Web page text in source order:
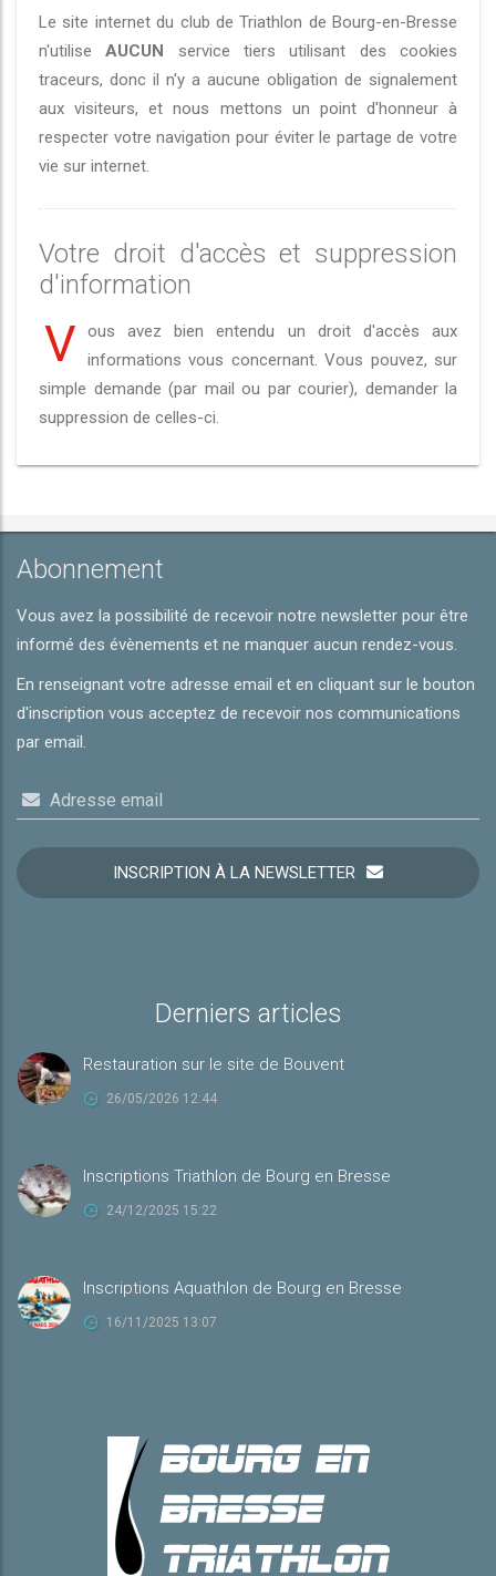
Le site internet du club de Triathlon de Bourg-en-Bresse
n'utiliseAUCUN service tiers utilisant des cookies
traceurs, donc il n'y a aucune obligation de signalement
aux visiteurs, et nous mettons un point d'honneur à
respecter votre navigation pour éviter le partage de votre
vie sur internet.
Votre droit d'accès et suppression
d'information
V
ous avez bien entendu un droit d'accès aux
informations vous concernant. Vous pouvez, sur
simple demande (par mail ou par courier), demander la
suppression de celles-ci.
Abonnement
Vous avez la possibilité de recevoir notre newsletter pour être
informé des évènements et ne manquer aucun rendez-vous.
En renseignant votre adresse email et en cliquant sur le bouton
d'inscription vous acceptez de recevoir nos communications
par email.
Adresse email
INSCRIPTION À LA NEWSLETTER
Derniers articles
Restauration sur le site de Bouvent
26/05/2026 12:44
Inscriptions Triathlon de Bourg en Bresse
24/12/2025 15:22
Inscriptions Aquathlon de Bourg en Bresse
16/11/2025 13:07